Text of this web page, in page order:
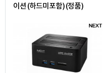
이션 (하드미포함) (정품)